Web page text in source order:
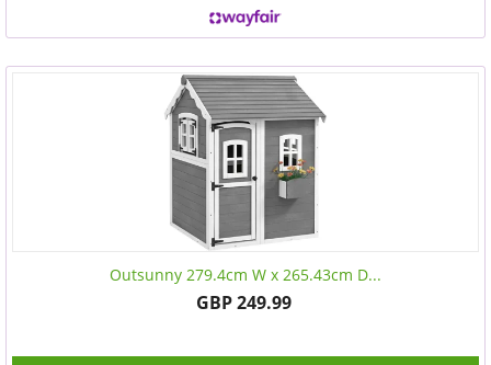
Outsunny 279.4cm W x 265.43cm D...
GBP 249.99